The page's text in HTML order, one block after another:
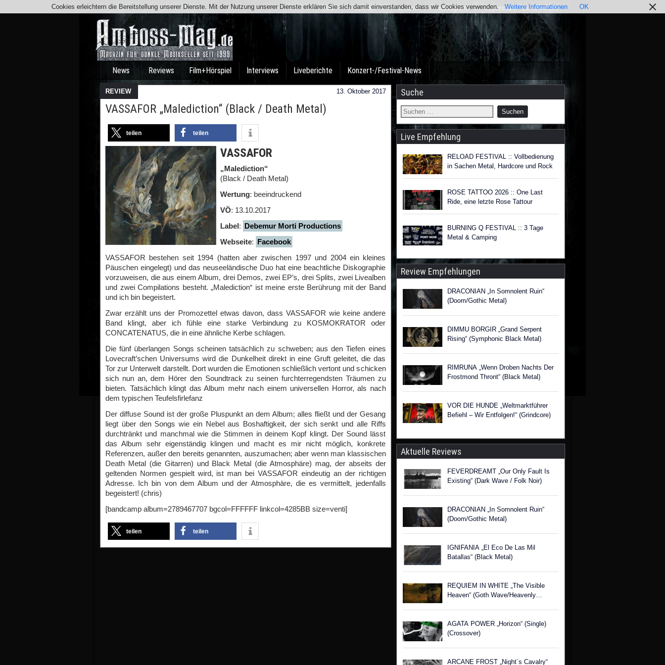
Team Kontakt Facebook Instagram Impressum / Datenschutz
News Reviews Film+Hörspiel Interviews Liveberichte Konzert-/Festival-News
REVIEW 13. Oktober 2017
VASSAFOR „Malediction“ (Black / Death Metal)
teilen teilen
VASSAFOR
„Malediction“
(Black / Death Metal)
Wertung: beeindruckend
VÖ: 13.10.2017
Label: Debemur Morti Productions
Webseite: Facebook
VASSAFOR bestehen seit 1994 (hatten aber zwischen 1997 und 2004 ein kleines
Päuschen eingelegt) und das neuseeländische Duo hat eine beachtliche Diskographie
vorzuweisen, die aus einem Album, drei Demos, zwei EP’s, drei Splits, zwei Livealben
und zwei Compilations besteht. „Malediction“ ist meine erste Berührung mit der Band
und ich bin begeistert.
Zwar erzählt uns der Promozettel etwas davon, dass VASSAFOR wie keine andere
Band klingt, aber ich fühle eine starke Verbindung zu KOSMOKRATOR oder
CONCATENATUS, die in eine ähnliche Kerbe schlagen.
Die fünf überlangen Songs scheinen tatsächlich zu schweben; aus den Tiefen eines
Lovecraft’schen Universums wird die Dunkelheit direkt in eine Gruft geleitet, die das
Tor zur Unterwelt darstellt. Dort wurden die Emotionen schließlich vertont und schicken
sich nun an, dem Hörer den Soundtrack zu seinen furchterregendsten Träumen zu
bieten. Tatsächlich klingt das Album mehr nach einem universellen Horror, als nach
dem typischen Teufelsfirlefanz
Der diffuse Sound ist der große Pluspunkt an dem Album; alles fließt und der Gesang
liegt über den Songs wie ein Nebel aus Boshaftigkeit, der sich senkt und alle Riffs
durchtränkt und manchmal wie die Stimmen in deinem Kopf klingt. Der Sound lässt
das Album sehr eigenständig klingen und macht es mir nicht möglich, konkrete
Referenzen, außer den bereits genannten, auszumachen; aber wenn man klassischen
Death Metal (die Gitarren) und Black Metal (die Atmosphäre) mag, der abseits der
geltenden Normen gespielt wird, ist man bei VASSAFOR eindeutig an der richtigen
Adresse. Ich bin von dem Album und der Atmosphäre, die es vermittelt, jedenfalls
begeistert! (chris)
[bandcamp album=2789467707 bgcol=FFFFFF linkcol=4285BB size=venti]
teilen teilen
Suche
Live Empfehlung
RELOAD FESTIVAL :: Vollbedienung
in Sachen Metal, Hardcore und Rock
ROSE TATTOO 2026 :: One Last
Ride, eine letzte Rose Tattour
BURNING Q FESTIVAL :: 3 Tage
Metal & Camping
Review Empfehlungen
DRACONIAN „In Somnolent Ruin“
(Doom/Gothic Metal)
DIMMU BORGIR „Grand Serpent
Rising“ (Symphonic Black Metal)
RIMRUNA „Wenn Droben Nachts Der
Frostmond Thront“ (Black Metal)
VOR DIE HUNDE „Weltmarktführer
Befiehl – Wir Entfolgen!“ (Grindcore)
Aktuelle Reviews
FEVERDREAMT „Our Only Fault Is
Existing“ (Dark Wave / Folk Noir)
DRACONIAN „In Somnolent Ruin“
(Doom/Gothic Metal)
IGNIFANIA „El Eco De Las Mil
Batallas“ (Black Metal)
REQUIEM IN WHITE „The Visible
Heaven“ (Goth Wave/Heavenly
AGATA POWER „Horizon“ (Single)
(Crossover)
ARCANE FROST „Night´s Cavalry“
Cookies erleichtern die Bereitstellung unserer Dienste. Mit der Nutzung unserer Dienste erklären Sie sich damit einverstanden, dass wir Cookies verwenden. Weitere Informationen OK